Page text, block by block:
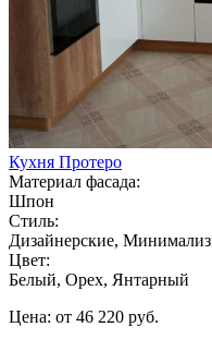
Кухня Протеро
Материал фасада:
Шпон
Стиль:
Дизайнерские,
Цвет:
Белый, Орех, Янтарный
Цена: от 46 220 руб.